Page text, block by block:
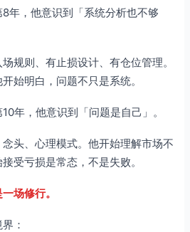
场
8年，他意识到「系统分析也不够
规则、有止损设计、有仓位管理。
始明白，问题不只是系统。
10年，他意识到「问题是自己」。
头、心理模式。他开始理解市场不
受亏损是常态，不是失败。
场修行。
：